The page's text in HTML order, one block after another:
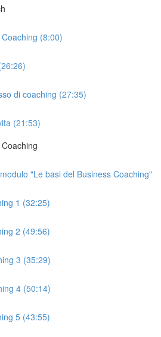
(8:00)
di coaching (27:35)
(21:53)
"Le basi del Business Coaching"
1 (32:25)
2 (49:56)
3 (35:29)
4 (50:14)
5 (43:55)